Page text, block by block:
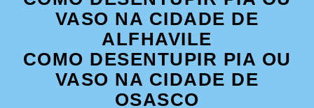
VASO NA CIDADE DE
ALFHAVILE
COMO DESENTUPIR PIA OU
VASO NA CIDADE DE
OSASCO